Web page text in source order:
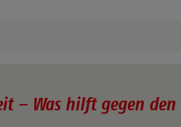
– Was hilft gegen den